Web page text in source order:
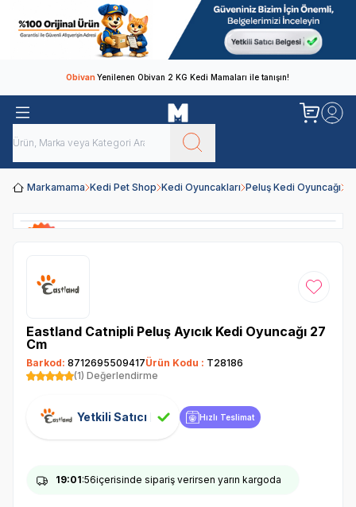
ObivanYenilenen Obivan 2 KG Kedi Mamaları ile tanışın!
Markamama Kedi Pet Shop Kedi Oyuncakları Peluş Kedi Oyuncağı
Favoriye
Eastland Catnipli Peluş Ayıcık Kedi Oyuncağı 27
Cm
Barkod: 8712695509417Ürün Kodu : T28186
(1) Değerlendirme
Yetkili Satıcı Hızlı Teslimat
19:01:56içerisinde sipariş verirsen yarın kargoda